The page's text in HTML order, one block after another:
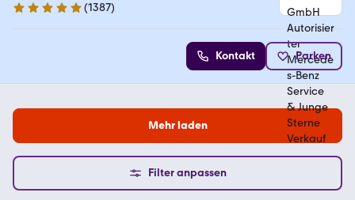
4.9 Sterne
(1387)
Kontakt Parken
Mehr laden
Filter anpassen